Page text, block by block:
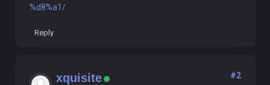
%d8%a1/
Reply
xquisite #2